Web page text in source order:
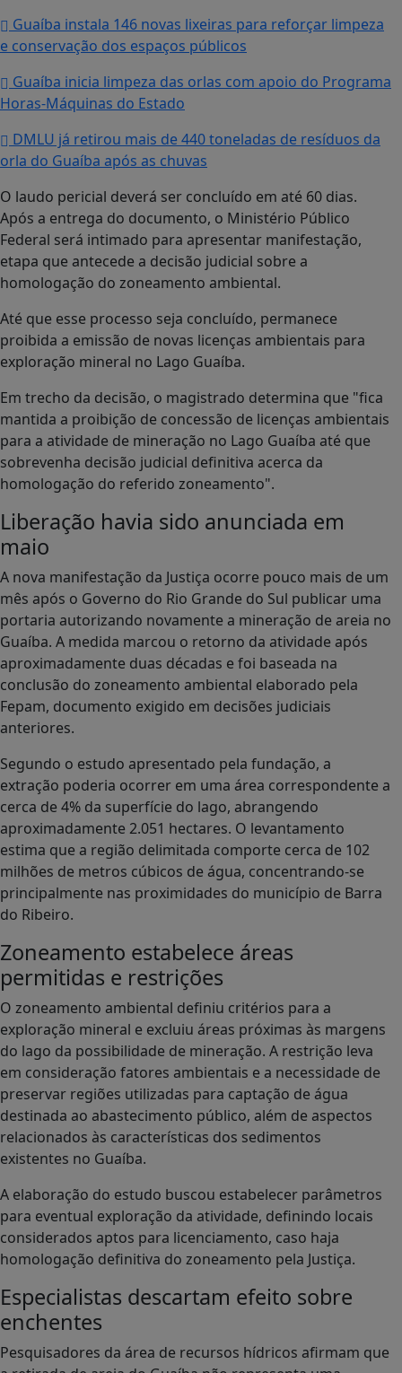
Guaíba instala 146 novas lixeiras para reforçar limpeza
e conservação dos espaços públicos
Guaíba inicia limpeza das orlas com apoio do Programa
Horas-Máquinas do Estado
DMLU já retirou mais de 440 toneladas de resíduos da
orla do Guaíba após as chuvas
O laudo pericial deverá ser concluído em até 60 dias.
Após a entrega do documento, o Ministério Público
Federal será intimado para apresentar manifestação,
etapa que antecede a decisão judicial sobre a
homologação do zoneamento ambiental.
Até que esse processo seja concluído, permanece
proibida a emissão de novas licenças ambientais para
exploração mineral no Lago Guaíba.
Em trecho da decisão, o magistrado determina que "fica
mantida a proibição de concessão de licenças ambientais
para a atividade de mineração no Lago Guaíba até que
sobrevenha decisão judicial definitiva acerca da
homologação do referido zoneamento".
Liberação havia sido anunciada em
maio
A nova manifestação da Justiça ocorre pouco mais de um
mês após o Governo do Rio Grande do Sul publicar uma
portaria autorizando novamente a mineração de areia no
Guaíba. A medida marcou o retorno da atividade após
aproximadamente duas décadas e foi baseada na
conclusão do zoneamento ambiental elaborado pela
Fepam, documento exigido em decisões judiciais
anteriores.
Segundo o estudo apresentado pela fundação, a
extração poderia ocorrer em uma área correspondente a
cerca de 4% da superfície do lago, abrangendo
aproximadamente 2.051 hectares. O levantamento
estima que a região delimitada comporte cerca de 102
milhões de metros cúbicos de água, concentrando-se
principalmente nas proximidades do município de Barra
do Ribeiro.
Zoneamento estabelece áreas
permitidas e restrições
O zoneamento ambiental definiu critérios para a
exploração mineral e excluiu áreas próximas às margens
do lago da possibilidade de mineração. A restrição leva
em consideração fatores ambientais e a necessidade de
preservar regiões utilizadas para captação de água
destinada ao abastecimento público, além de aspectos
relacionados às características dos sedimentos
existentes no Guaíba.
A elaboração do estudo buscou estabelecer parâmetros
para eventual exploração da atividade, definindo locais
considerados aptos para licenciamento, caso haja
homologação definitiva do zoneamento pela Justiça.
Especialistas descartam efeito sobre
enchentes
Pesquisadores da área de recursos hídricos afirmam que